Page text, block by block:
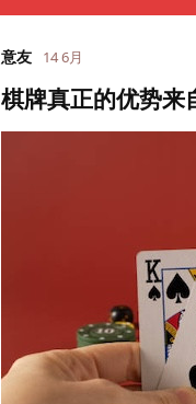
意友 14 6月
棋牌真正的优势来